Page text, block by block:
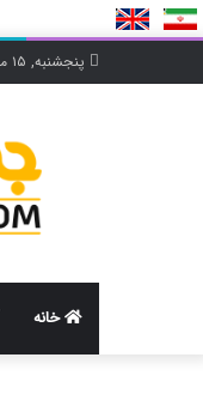
پنجشنبه, ۱۵ مرداد ۱۴۰۵
خانه